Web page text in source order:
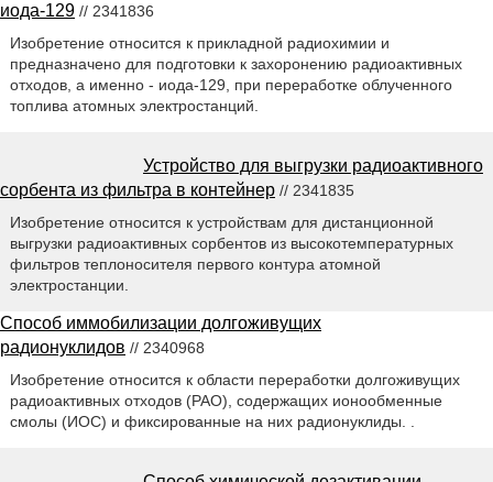
иода-129 // 2341836
Изобретение относится к прикладной радиохимии и
предназначено для подготовки к захоронению радиоактивных
отходов, а именно - иода-129, при переработке облученного
топлива атомных электростанций.
Устройство для выгрузки радиоактивного
сорбента из фильтра в контейнер // 2341835
Изобретение относится к устройствам для дистанционной
выгрузки радиоактивных сорбентов из высокотемпературных
фильтров теплоносителя первого контура атомной
электростанции.
Способ иммобилизации долгоживущих
радионуклидов // 2340968
Изобретение относится к области переработки долгоживущих
радиоактивных отходов (РАО), содержащих ионообменные
смолы (ИОС) и фиксированные на них радионуклиды. .